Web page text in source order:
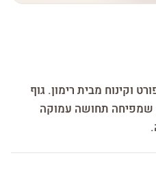
וקינוח מבית רימון. גוף
שמפיחה תחושה עמוקה